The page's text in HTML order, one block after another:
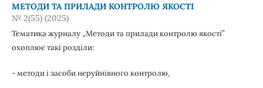
МЕТОДИ ТА ПРИЛАДИ КОНТРОЛЮ ЯКОСТІ
№ 2(55) (2025)
Тематика журналу „Методи та прилади контролю якості”
охоплює такі розділи:
- методи і засоби неруйнівного контролю,